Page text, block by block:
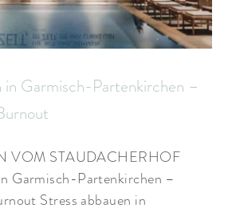
in Garmisch-Partenkirchen –
VOM STAUDACHERHOF
Garmisch-Partenkirchen –
Stress abbauen in